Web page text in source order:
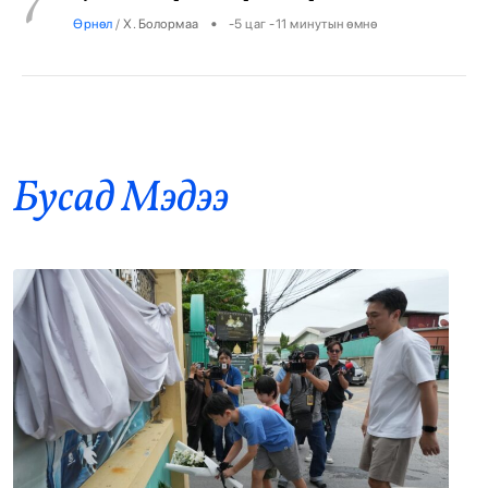
8
оюутнууд Төрийн ордны гадаа суулт хийж
9
Дэлхийн адууны өдрийн уралдаанд уясан
Ерөнхийлөгч/Х. Болормаа • -4 цаг -41 минутын өмнө
10
Монгол судлалыг хөгжүүлж байгаа
эрхмүүдийг шагналаа
Ерөнхийлөгч Х. Болормаа • -4 цаг -14 минутын өмнө
Бусад Mэдээ